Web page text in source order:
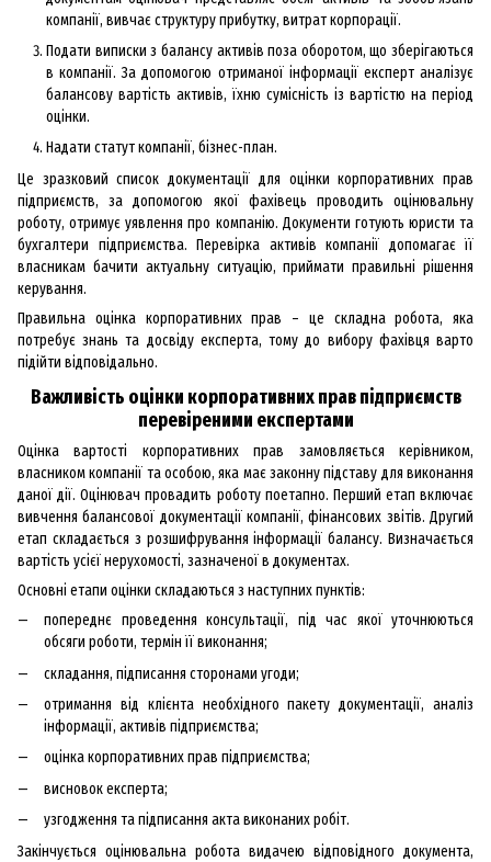
компанії, вивчає структуру прибутку, витрат корпорації.
Подати виписки з балансу активів поза оборотом, що зберігаються
в компанії. За допомогою отриманої інформації експерт аналізує
балансову вартість активів, їхню сумісність із вартістю на період
оцінки.
Надати статут компанії, бізнес-план.
Це зразковий список документації для оцінки корпоративних прав
підприємств, за допомогою якої фахівець проводить оцінювальну
роботу, отримує уявлення про компанію. Документи готують юристи та
бухгалтери підприємства. Перевірка активів компанії допомагає її
власникам бачити актуальну ситуацію, приймати правильні рішення
керування.
Правильна оцінка корпоративних прав – це складна робота, яка
потребує знань та досвіду експерта, тому до вибору фахівця варто
підійти відповідально.
Важливість оцінки корпоративних прав підприємств
перевіреними експертами
Оцінка вартості корпоративних прав замовляється керівником,
власником компанії та особою, яка має законну підставу для виконання
даної дії. Оцінювач провадить роботу поетапно. Перший етап включає
вивчення балансової документації компанії, фінансових звітів. Другий
етап складається з розшифрування інформації балансу. Визначається
вартість усієї нерухомості, зазначеної в документах.
Основні етапи оцінки складаються з наступних пунктів:
попереднє проведення консультації, під час якої уточнюються
обсяги роботи, термін її виконання;
складання, підписання сторонами угоди;
отримання від клієнта необхідного пакету документації, аналіз
інформації, активів підприємства;
оцінка корпоративних прав підприємства;
висновок експерта;
узгодження та підписання акта виконаних робіт.
Закінчується оцінювальна робота видачею відповідного документа,